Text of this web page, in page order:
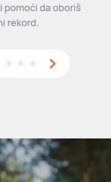
pomoći da oboriš
rekord.